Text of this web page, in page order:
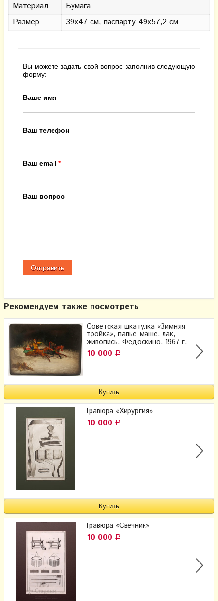
Материал
Бумага
Размер
39х47 см, паспарту 49х57,2 см
Вы можете задать свой вопрос заполнив следующую
форму:
Ваше имя
Ваш телефон
Ваш email
Ваш вопрос
Рекомендуем также посмотреть
Советская шкатулка «Зимняя
тройка», папье-маше, лак,
живопись, Федоскино, 1967 г.
10 000 Р
Гравюра «Хирургия»
10 000 Р
Гравюра «Свечник»
10 000 Р